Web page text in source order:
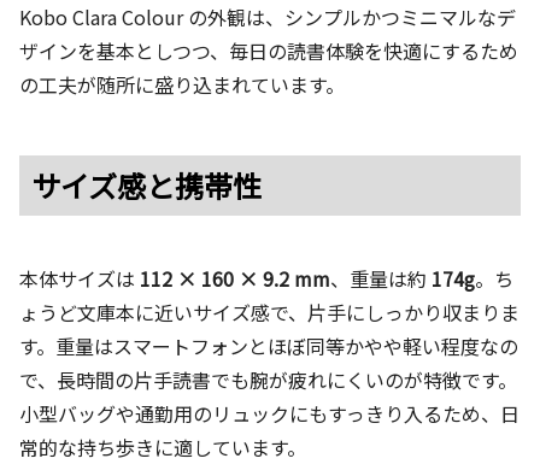
Kobo Clara Colour の外観は、シンプルかつミニマルなデ
ザインを基本としつつ、毎日の読書体験を快適にするため
の工夫が随所に盛り込まれています。
サイズ感と携帯性
本体サイズは 112 × 160 × 9.2 mm、重量は約 174g。ち
ょうど文庫本に近いサイズ感で、片手にしっかり収まりま
す。重量はスマートフォンとほぼ同等かやや軽い程度なの
で、長時間の片手読書でも腕が疲れにくいのが特徴です。
小型バッグや通勤用のリュックにもすっきり入るため、日
常的な持ち歩きに適しています。